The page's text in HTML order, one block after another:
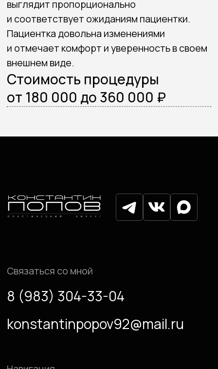
Навигация
Обо мне
Отзывы
Прайс
Услуги
Блог
Акции
Портфолио
Записаться на консультацию